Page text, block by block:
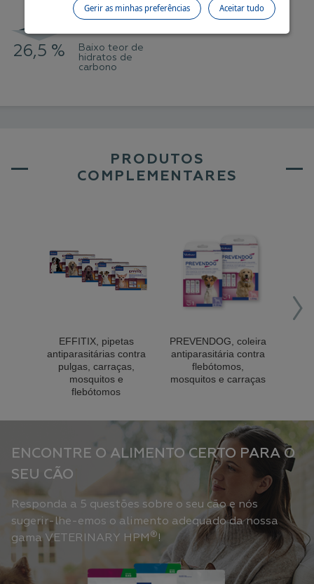
34 %
Elevado teor de
proteínas
26,5 %
Baixo teor de
hidratos de
carbono
PRODUTOS
COMPLEMENTARES
EFFITIX, pipetas
antiparasitárias contra
pulgas, carraças,
mosquitos e
flebótomos
PREVENDOG, coleira
antiparasitária contra
flebótomos,
mosquitos e carraças
ENCONTRE O ALIMENTO CERTO PARA O
SEU CÃO
Responda a 5 questões sobre o seu cão e nós
sugerir-lhe-emos o alimento adequado da nossa
gama VETERINARY HPM® !
Aceitar tudo
Gerir as minhas preferências